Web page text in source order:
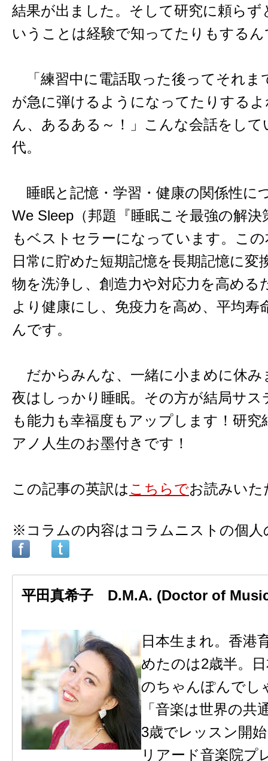
結果が出ました。そして研究に頼らず
いうことは経験で知ってたりもする
「練習中に電話取った後ってそれま
が急に弾けるようになってたりする
ん、あるある～！」こんな会話をし
代。
睡眠と記憶・学習・健康の関係性に
We Sleep（邦題『睡眠こそ最強の解
もベストセラーになっています。こ
日常に貯めた短期記憶を長期記憶に変
物を洗浄し、創造力や対応力を高める
より健康にし、免疫力を高め、平均寿
んです。
だからみんな、一緒に小まめに休み
夜はしっかり睡眠。その方が結局サ
も能力も幸福度もアップします！研究
アノ人生のお墨付きです！
この記事の英訳はこちらでお読みい
※コラムの内容はコラムニストの個人
平田真希子 D.M.A. (Doctor of
日本生まれ。香港
めたのは2歳半。
のちゃんぽんでし
「音楽は世界の共
3歳でレッスン開
リアード音楽院プ